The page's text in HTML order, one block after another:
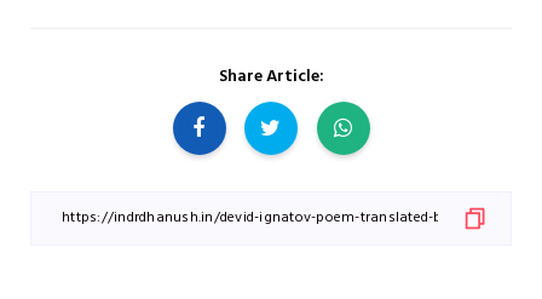
Share Article: